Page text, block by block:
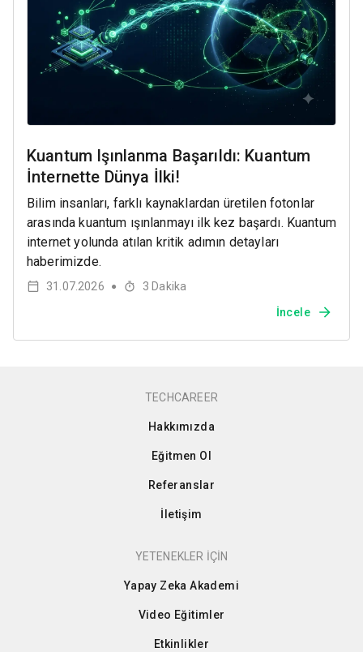
Kuantum Işınlanma Başarıldı: Kuantum
İnternette Dünya İlki!
Bilim insanları, farklı kaynaklardan üretilen fotonlar
arasında kuantum ışınlanmayı ilk kez başardı. Kuantum
internet yolunda atılan kritik adımın detayları
haberimizde.
31.07.2026 ● 3 Dakika
İncele
TECHCAREER
Hakkımızda
Eğitmen Ol
Referanslar
İletişim
YETENEKLER İÇİN
Yapay Zeka Akademi
Video Eğitimler
Etkinlikler